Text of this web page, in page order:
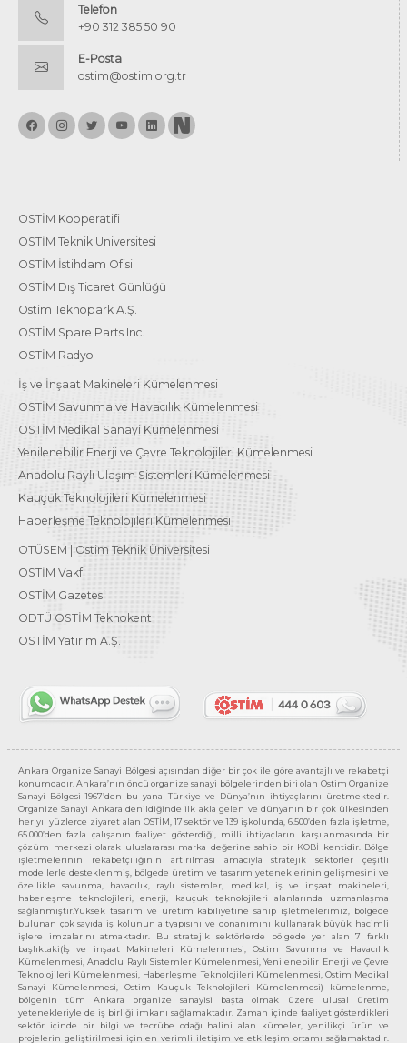
Telefon
+90 312 385 50 90
E-Posta
ostim@ostim.org.tr
OSTİM Kooperatifi
OSTİM Teknik Üniversitesi
OSTİM İstihdam Ofisi
OSTİM Dış Ticaret Günlüğü
Ostim Teknopark A.Ş.
OSTİM Spare Parts Inc.
OSTİM Radyo
İş ve İnşaat Makineleri Kümelenmesi
OSTİM Savunma ve Havacılık Kümelenmesi
OSTİM Medikal Sanayi Kümelenmesi
Yenilenebilir Enerji ve Çevre Teknolojileri Kümelenmesi
Anadolu Raylı Ulaşım Sistemleri Kümelenmesi
Kauçuk Teknolojileri Kümelenmesi
Haberleşme Teknolojileri Kümelenmesi
OTÜSEM | Ostim Teknik Üniversitesi
OSTİM Vakfı
OSTİM Gazetesi
ODTÜ OSTİM Teknokent
OSTİM Yatırım A.Ş.
Ankara Organize Sanayi Bölgesi açısından diğer bir çok ile göre avantajlı ve rekabetçi
konumdadır. Ankara’nın öncü organize sanayi bölgelerinden biri olan Ostim Organize
Sanayi Bölgesi 1967’den bu yana Türkiye ve Dünya’nın ihtiyaçlarını üretmektedir.
Organize Sanayi Ankara denildiğinde ilk akla gelen ve dünyanın bir çok ülkesinden
her yıl yüzlerce ziyaret alan OSTİM, 17 sektör ve 139 işkolunda, 6.500’den fazla işletme,
65.000’den fazla çalışanın faaliyet gösterdiği, milli ihtiyaçların karşılanmasında bir
çözüm merkezi olarak uluslararası marka değerine sahip bir KOBİ kentidir. Bölge
işletmelerinin rekabetçiliğinin artırılması amacıyla stratejik sektörler çeşitli
modellerle desteklenmiş, bölgede üretim ve tasarım yeteneklerinin gelişmesini ve
özellikle savunma, havacılık, raylı sistemler, medikal, iş ve inşaat makineleri,
haberleşme teknolojileri, enerji, kauçuk teknolojileri alanlarında uzmanlaşma
sağlanmıştır.Yüksek tasarım ve üretim kabiliyetine sahip işletmelerimiz, bölgede
bulunan çok sayıda iş kolunun altyapısını ve donanımını kullanarak büyük hacimli
işlere imzalarını atmaktadır. Bu stratejik sektörlerde bölgede yer alan 7 farklı
başlıktaki(İş ve inşaat Makineleri Kümelenmesi, Ostim Savunma ve Havacılık
Kümelenmesi, Anadolu Raylı Sistemler Kümelenmesi, Yenilenebilir Enerji ve Çevre
Teknolojileri Kümelenmesi, Haberleşme Teknolojileri Kümelenmesi, Ostim Medikal
Sanayi Kümelenmesi, Ostim Kauçuk Teknolojileri Kümelenmesi) kümelenme,
bölgenin tüm Ankara organize sanayisi başta olmak üzere ulusal üretim
yetenekleriyle de iş birliği imkanı sağlamaktadır. Zaman içinde faaliyet gösterdikleri
sektör içinde bir bilgi ve tecrübe odağı halini alan kümeler, yenilikçi ürün ve
projelerin geliştirilmesi için en verimli iletişim ve etkileşim ortamı sağlamaktadır.